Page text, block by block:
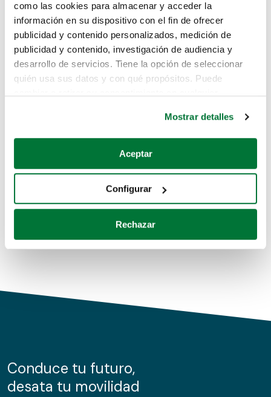
como las cookies para almacenar y acceder la
información en su dispositivo con el fin de ofrecer
publicidad y contenido personalizados, medición de
publicidad y contenido, investigación de audiencia y
desarrollo de servicios. Tiene la opción de seleccionar
quién usa sus datos y con qué propósitos. Puede
Si lo permite, también quisiéramos:
Recopilar información sobre su ubicación geográfica
Identificar su dispositivo analizándolo activamente
para buscar características específicas (huellas
Obtenga más información sobre cómo se procesan sus
de cookies.
información sobre el uso que haga del sitio web con
nuestros partners de redes sociales, publicidad y análisis
Mostrar detalles
Aceptar
Configurar
Rechazar
Lo sentimos, no sabemos como
te hemos traido hasta aquí.
Pero puedes encontrar el coche que estás
buscando en alguno de estos enlaces:
Coches de segunda mano
Coches de km0
Conduce tu futuro,
desata tu movilidad